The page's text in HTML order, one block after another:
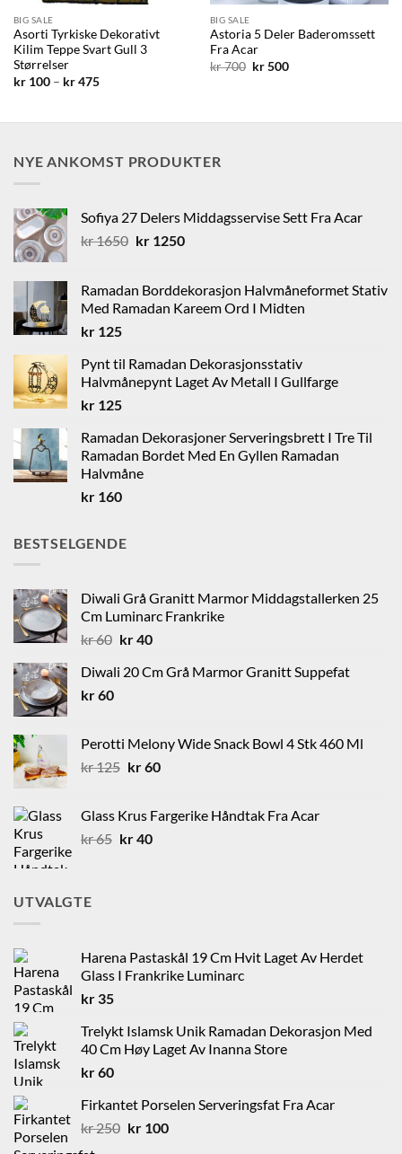
BIG SALE
Asorti Tyrkiske Dekorativt
Kilim Teppe Svart Gull 3
Størrelser
kr100 – kr475Prisområde:
BIG SALE
Astoria 5 Deler Baderomssett
Fra Acar
kr700 Opprinnelig
kr500Nåværende
NYE ANKOMST PRODUKTER
Sofiya 27 Delers Middagsservise Sett Fra Acar
kr1650 Opprinnelig
kr 1650.
kr1250Nåværende
kr 1250.
Ramadan Borddekorasjon Halvmåneformet Stativ
Med Ramadan Kareem Ord I Midten
kr 125
Pynt til Ramadan Dekorasjonsstativ
Halvmånepynt Laget Av Metall I Gullfarge
kr 125
Ramadan Dekorasjoner Serveringsbrett I Tre Til
Ramadan Bordet Med En Gyllen Ramadan
Halvmåne
kr 160
BESTSELGENDE
Diwali Grå Granitt Marmor Middagstallerken 25
Cm Luminarc Frankrike
kr60 Opprinnelig
var:
kr40Nåværende
er:
Diwali 20 Cm Grå Marmor Granitt Suppefat
kr60
Perotti Melony Wide Snack Bowl 4 Stk 460 Ml
kr125 Opprinnelig
kr 125.
kr60Nåværende
kr 60.
Glass Krus Fargerike Håndtak Fra Acar
kr65 Opprinnelig
kr40Nåværende
UTVALGTE
Harena Pastaskål 19 Cm Hvit Laget Av Herdet
Glass I Frankrike Luminarc
kr 35
Trelykt Islamsk Unik Ramadan Dekorasjon Med
40 Cm Høy Laget Av Inanna Store
kr60
Firkantet Porselen Serveringsfat Fra Acar
kr250 Opprinnelig
kr100Nåværende